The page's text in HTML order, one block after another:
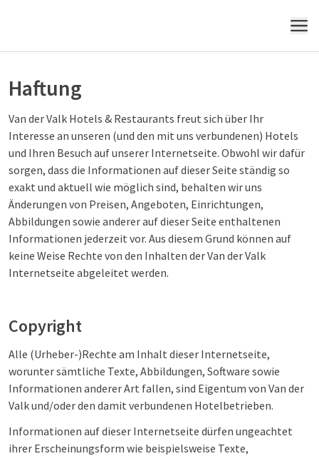
MENÜ
Haftung
Van der Valk Hotels & Restaurants freut sich über Ihr
Interesse an unseren (und den mit uns verbundenen) Hotels
und Ihren Besuch auf unserer Internetseite. Obwohl wir dafür
sorgen, dass die Informationen auf dieser Seite ständig so
exakt und aktuell wie möglich sind, behalten wir uns
Änderungen von Preisen, Angeboten, Einrichtungen,
Abbildungen sowie anderer auf dieser Seite enthaltenen
Informationen jederzeit vor. Aus diesem Grund können auf
keine Weise Rechte von den Inhalten der Van der Valk
Internetseite abgeleitet werden.
Copyright
Alle (Urheber-)Rechte am Inhalt dieser Internetseite,
worunter sämtliche Texte, Abbildungen, Software sowie
Informationen anderer Art fallen, sind Eigentum von Van der
Valk und/oder den damit verbundenen Hotelbetrieben.
Informationen auf dieser Internetseite dürfen ungeachtet
ihrer Erscheinungsform wie beispielsweise Texte,